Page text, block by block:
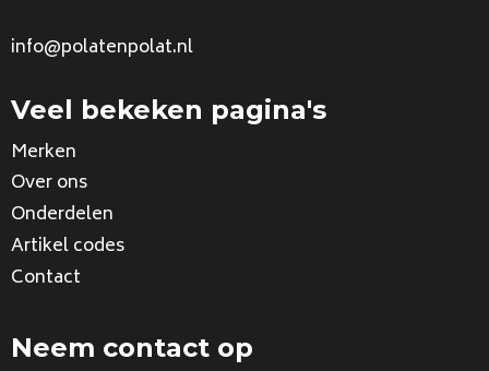
info@polatenpolat.nl
Veel bekeken pagina's
Merken
Over ons
Onderdelen
Artikel codes
Contact
Neem contact op